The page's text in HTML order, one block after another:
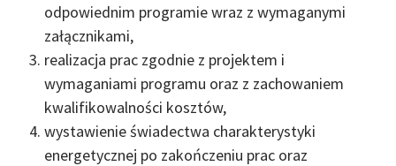
odpowiednim programie wraz z wymaganymi
załącznikami,
realizacja prac zgodnie z projektem i
wymaganiami programu oraz z zachowaniem
kwalifikowalności kosztów,
wystawienie świadectwa charakterystyki
energetycznej po zakończeniu prac oraz